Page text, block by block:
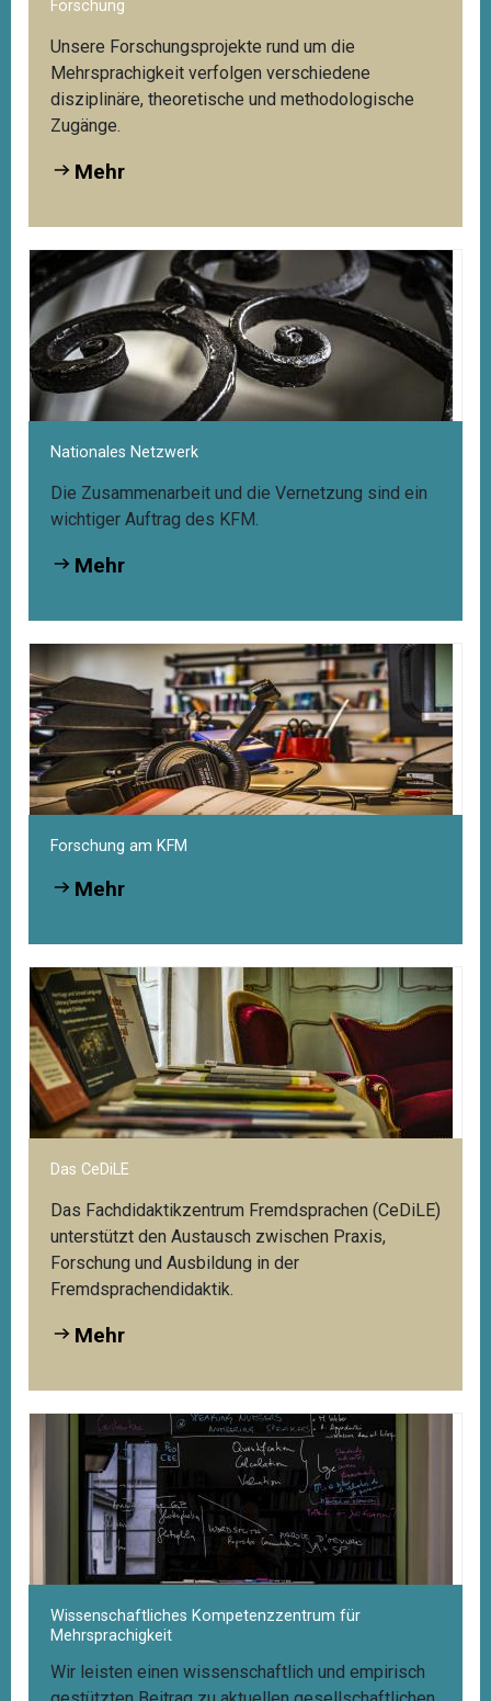
Forschung
Unsere Forschungsprojekte rund um die
Mehrsprachigkeit verfolgen verschiedene
disziplinäre, theoretische und methodologische
Zugänge.
Mehr
Nationales Netzwerk
Die Zusammenarbeit und die Vernetzung sind ein
wichtiger Auftrag des KFM.
Mehr
Forschung am KFM
Mehr
Das CeDiLE
Das Fachdidaktikzentrum Fremdsprachen (CeDiLE)
unterstützt den Austausch zwischen Praxis,
Forschung und Ausbildung in der
Fremdsprachendidaktik.
Mehr
Wissenschaftliches Kompetenzzentrum für
Mehrsprachigkeit
Wir leisten einen wissenschaftlich und empirisch